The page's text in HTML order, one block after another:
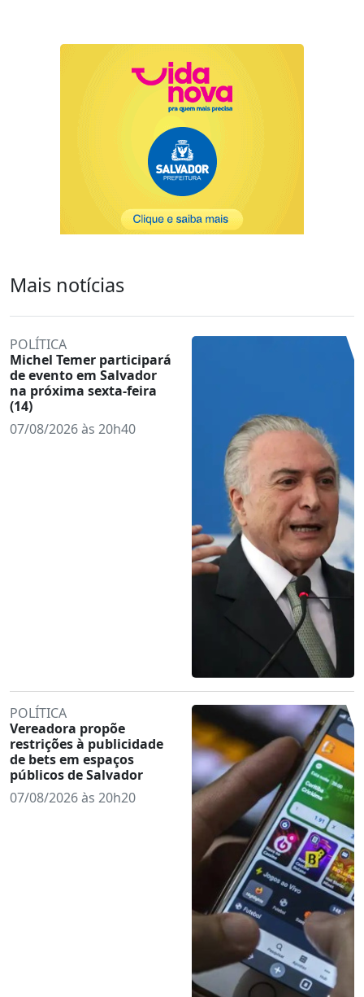
Mais notícias
POLÍTICA
Michel Temer participará
de evento em Salvador
na próxima sexta-feira
(14)
07/08/2026 às 20h40
POLÍTICA
Vereadora propõe
restrições à publicidade
de bets em espaços
públicos de Salvador
07/08/2026 às 20h20